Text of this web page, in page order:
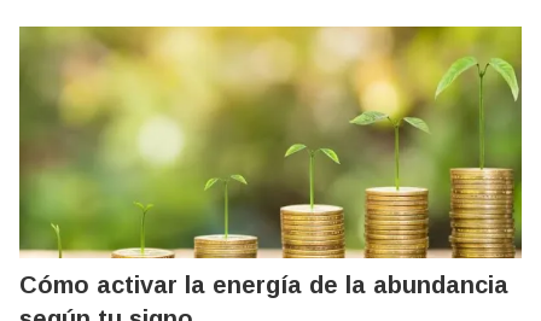
Cómo activar la energía de la abundancia